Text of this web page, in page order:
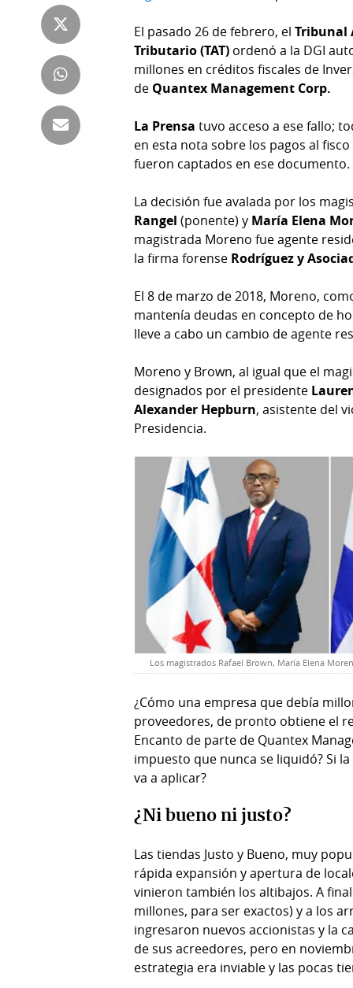
Tienda
Panamá
Tus
Tiquetes
Cero
KM
Club
Prensa
Busca
Fácil
El pasado 26 de febrero, elTribunal
Tributario (TAT) ordenó a la DGI
millones en créditos fiscales de
de Quantex Management Corp.
La Prensatuvo acceso a ese fallo;
en esta nota sobre los pagos al
fueron captados en ese documento.
La decisión fue avalada por los
Rangel (ponente) y María Elena
magistrada Moreno fue agente
la firma forense Rodríguez y
El 8 de marzo de 2018, Moreno,
mantenía deudas en concepto de
lleve a cabo un cambio de agente
Moreno y Brown, al igual que el
designados por el presidente
Alexander Hepburn, asistente del
Presidencia.
Los magistrados Rafael Brown, María Elena
¿Cómo una empresa que debía
proveedores, de pronto obtiene el
Encanto de parte de Quantex
impuesto que nunca se liquidó? Si
va a aplicar?
¿Ni bueno ni justo?
Las tiendas Justo y Bueno, muy
rápida expansión y apertura de
vinieron también los altibajos. A
millones, para ser exactos) y a los
ingresaron nuevos accionistas y la
de sus acreedores, pero en
estrategia era inviable y las pocas